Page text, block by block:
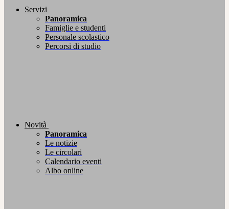
Servizi
Panoramica
Famiglie e studenti
Personale scolastico
Percorsi di studio
Novità
Panoramica
Le notizie
Le circolari
Calendario eventi
Albo online